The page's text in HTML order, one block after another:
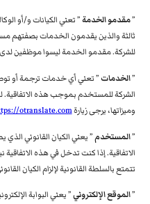
”مقدمو الخدمة” تعني الكيانات و/أو
ثالثة والذين يقدمون الخدمات بصفتهم
للشركة. مقدمو الخدمة ليسوا موظفين
”الخدمات” تعني أي خدمات ترجمة أو
الشركة للمستخدم بموجب هذه
وميزاتها، يرجى زيارةotranslate.com/
”المستخدم” يعني الكيان القانوني
الاتفاقية. إذا كنت تدخل في هذه الاتفاقية
تتمتع بالسلطة القانونية لإلزام الكيان
”الموقع الإلكتروني” يعني البوابة